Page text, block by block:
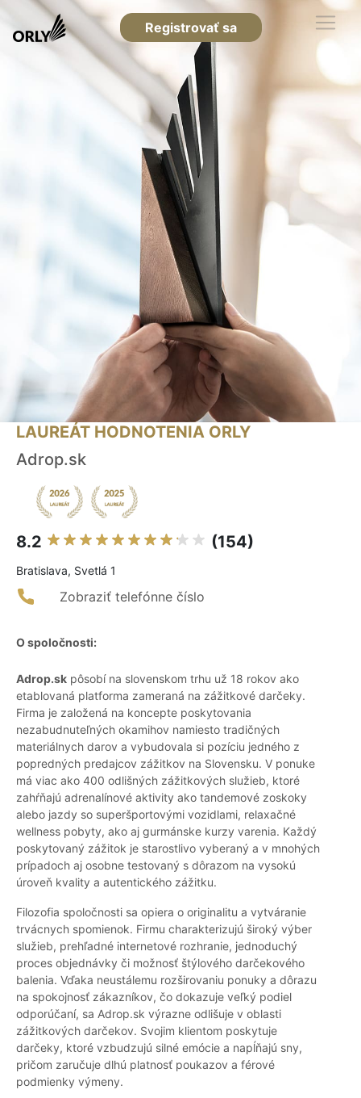
Registrovať sa
LAUREÁT HODNOTENIA ORLY
Adrop.sk
8.2 (154)
Bratislava, Svetlá 1
Zobraziť telefónne číslo
O spoločnosti:
Adrop.sk pôsobí na slovenskom trhu už 18 rokov ako
etablovaná platforma zameraná na zážitkové darčeky.
Firma je založená na koncepte poskytovania
nezabudnuteľných okamihov namiesto tradičných
materiálnych darov a vybudovala si pozíciu jedného z
popredných predajcov zážitkov na Slovensku. V ponuke
má viac ako 400 odlišných zážitkových služieb, ktoré
zahŕňajú adrenalínové aktivity ako tandemové zoskoky
alebo jazdy so superšportovými vozidlami, relaxačné
wellness pobyty, ako aj gurmánske kurzy varenia. Každý
poskytovaný zážitok je starostlivo vyberaný a v mnohých
prípadoch aj osobne testovaný s dôrazom na vysokú
úroveň kvality a autentického zážitku.
Filozofia spoločnosti sa opiera o originalitu a vytváranie
trvácnych spomienok. Firmu charakterizujú široký výber
služieb, prehľadné internetové rozhranie, jednoduchý
proces objednávky či možnosť štýlového darčekového
balenia. Vďaka neustálemu rozširovaniu ponuky a dôrazu
na spokojnosť zákazníkov, čo dokazuje veľký podiel
odporúčaní, sa Adrop.sk výrazne odlišuje v oblasti
zážitkových darčekov. Svojim klientom poskytuje
darčeky, ktoré vzbudzujú silné emócie a napĺňajú sny,
pričom zaručuje dlhú platnosť poukazov a férové
podmienky výmeny.